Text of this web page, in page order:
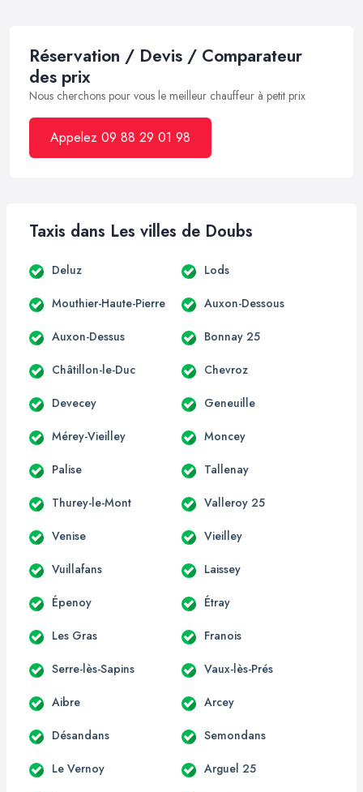
Réservation / Devis / Comparateur
des prix
Nous cherchons pour vous le meilleur chauffeur à petit prix
Appelez 09 88 29 01 98
Taxis dans Les villes de Doubs
Deluz Lods
Mouthier-Haute-Pierre Auxon-Dessous
Auxon-Dessus Bonnay 25
Châtillon-le-Duc Chevroz
Devecey Geneuille
Mérey-Vieilley Moncey
Palise Tallenay
Thurey-le-Mont Valleroy 25
Venise Vieilley
Vuillafans Laissey
Épenoy Étray
Les Gras Franois
Serre-lès-Sapins Vaux-lès-Prés
Aibre Arcey
Désandans Semondans
Le Vernoy Arguel 25